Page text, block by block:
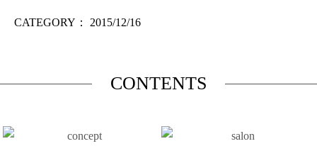
CATEGORY： 2015/12/16
CONTENTS